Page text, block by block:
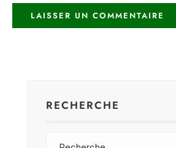
RECHERCHE